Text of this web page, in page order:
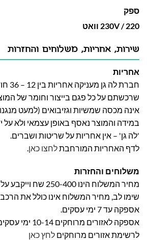
ספק
230V / 220 וואט
שירות, אחריות, משלוחים והחזרות
אחריות
שרכשתם על כל פגם בייצור וחומר של
אינה מכסה שמשיות וגזיבואים (למעט
במידה והמוצר נאסף באופן עצמאי ולא על
'לה גן' – אין אחריות על שריטות ושברים.
לדף האחריות המורחבתלחצו כאן.
משלוחים והחזרות
מחיר המשלוח הינו 250-400 שח וייקבע על פי אזור מגוריכם.
שימו לב, מחיר המשלוח אינו כולל את
אספקה עד 7 ימי עסקים.
אספקה לאזורים מרוחקים 10-14 ימי עסקים
לרשימת אזורים מרוחקים לחץ כאן